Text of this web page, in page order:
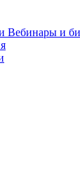
Вебинары и